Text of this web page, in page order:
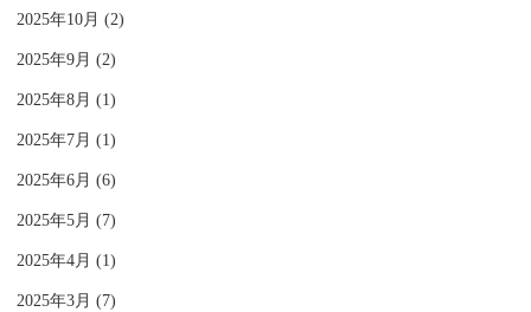
2025年10月 (2)
2025年9月 (2)
2025年8月 (1)
2025年7月 (1)
2025年6月 (6)
2025年5月 (7)
2025年4月 (1)
2025年3月 (7)